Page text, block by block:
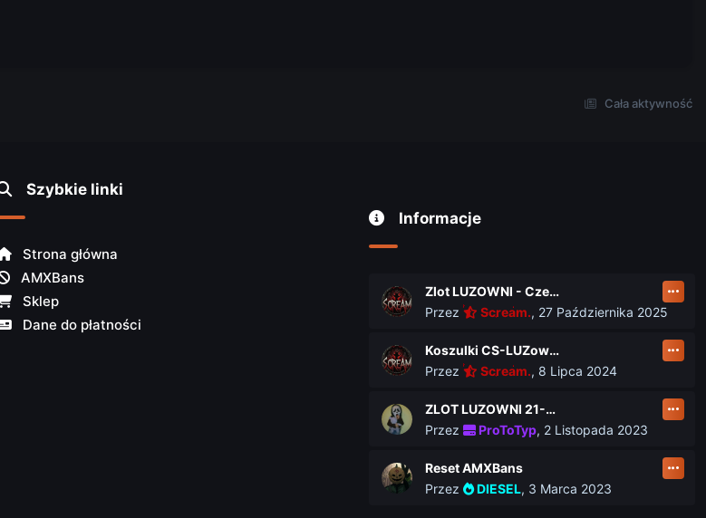
Cała aktywność
Szybkie linki
Strona główna
AMXBans
Sklep
Dane do płatności
Informacje
Zlot LUZOWNI - Czerwiec 2026
Przez
Scream., 27 Października 2025
Koszulki CS-LUZownia.pl
Przez
Scream., 8 Lipca 2024
ZLOT LUZOWNI 21-23 czerwca
Przez
ProToTyp, 2 Listopada 2023
Reset AMXBans
Przez
DIESEL, 3 Marca 2023